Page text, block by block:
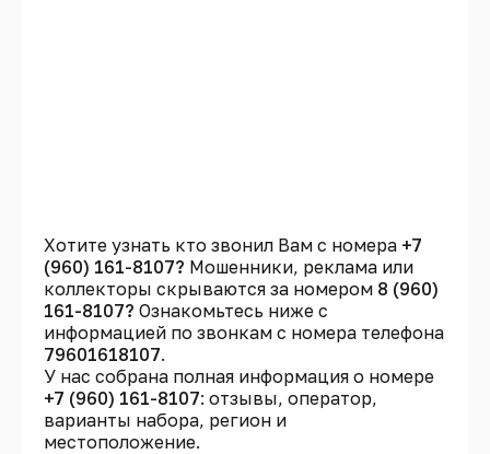
Хотите узнать кто звонил Вам с номера +7
(960) 161-8107? Мошенники, реклама или
коллекторы скрываются за номером 8 (960)
161-8107? Ознакомьтесь ниже с
информацией по звонкам с номера телефона
79601618107.
У нас собрана полная информация о номере
+7 (960) 161-8107: отзывы, оператор,
варианты набора, регион и
местоположение.